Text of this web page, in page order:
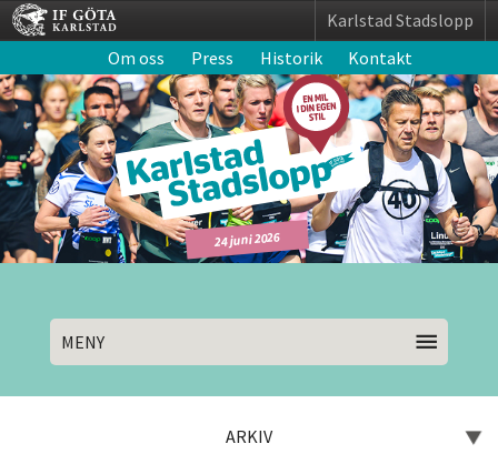
Karlstad Stadslopp
Om oss
Press Historik Kontakt
24 juni 2026
MENY
ARKIV